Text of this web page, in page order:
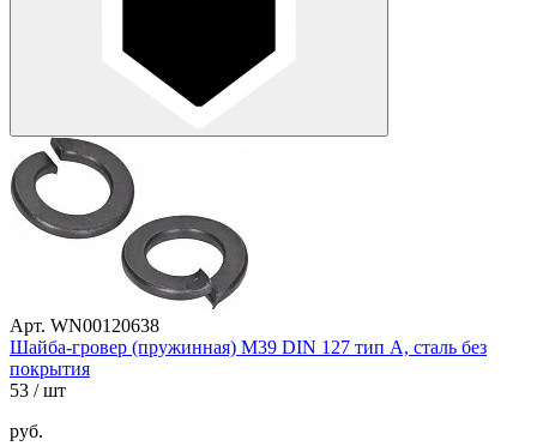
Арт. WN00120638
Шайба-гровер (пружинная) М39 DIN 127 тип A, сталь без
покрытия
53 / шт
руб.